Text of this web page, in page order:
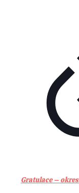
Gratulace –